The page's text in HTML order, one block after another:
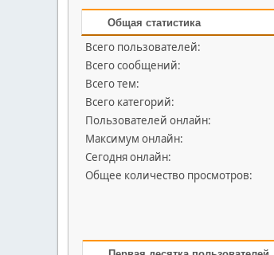
Общая статистика
Всего пользователей:
Всего сообщений:
Всего тем:
Всего категорий:
Пользователей онлайн:
Максимум онлайн:
Сегодня онлайн:
Общее количество просмотров: